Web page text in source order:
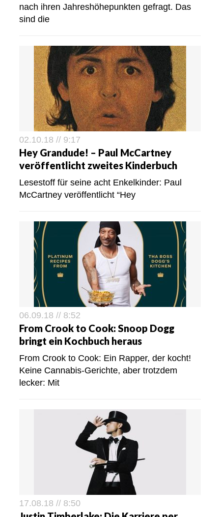
nach ihren Jahreshöhepunkten gefragt. Das
sind die
02.10.18 // 9:17
Hey Grandude! – Paul McCartney
veröffentlicht zweites Kinderbuch
Lesestoff für seine acht Enkelkinder: Paul
McCartney veröffentlicht “Hey
06.09.18 // 8:52
From Crook to Cook: Snoop Dogg
bringt ein Kochbuch heraus
From Crook to Cook: Ein Rapper, der kocht!
Keine Cannabis-Gerichte, aber trotzdem
lecker: Mit
17.08.18 // 8:50